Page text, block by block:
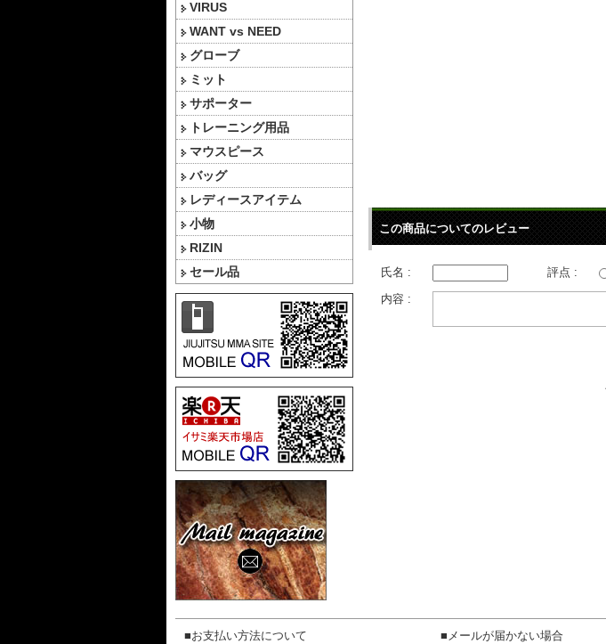
VIRUS
WANT vs NEED
グローブ
ミット
サポーター
トレーニング用品
マウスピース
バッグ
レディースアイテム
小物
RIZIN
セール品
この商品についてのレビュー
氏名 :
評点 :
内容 :
■お支払い方法について
■メールが届かない場合